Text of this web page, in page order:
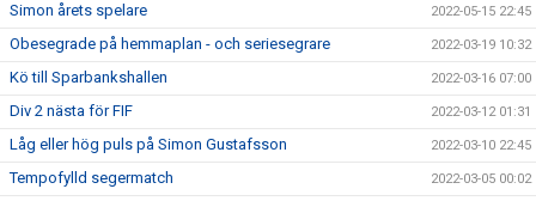
Simon årets spelare 2022-05-15 22:45
Obesegrade på hemmaplan - och seriesegrare 2022-03-19 10:32
Kö till Sparbankshallen 2022-03-16 07:00
Div 2 nästa för FIF 2022-03-12 01:31
Låg eller hög puls på Simon Gustafsson 2022-03-10 22:45
Tempofylld segermatch 2022-03-05 00:02